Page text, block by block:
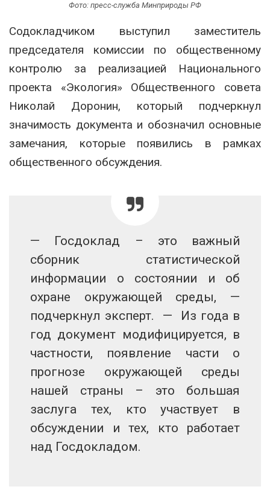
Фото: пресс-служба Минприроды РФ
Содокладчиком выступил заместитель
председателя комиссии по общественному
контролю за реализацией Национального
проекта «Экология» Общественного совета
Николай Доронин, который подчеркнул
значимость документа и обозначил основные
замечания, которые появились в рамках
общественного обсуждения.
— Госдоклад – это важный
сборник статистической
информации о состоянии и об
охране окружающей среды, —
подчеркнул эксперт. — Из года в
год документ модифицируется, в
частности, появление части о
прогнозе окружающей среды
нашей страны – это большая
заслуга тех, кто участвует в
обсуждении и тех, кто работает
над Госдокладом.